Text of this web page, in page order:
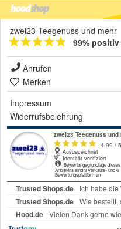
zwei23 Teegenuss und mehr
99% positiv
Anrufen
Merken
Impressum
Widerrufsbelehrung